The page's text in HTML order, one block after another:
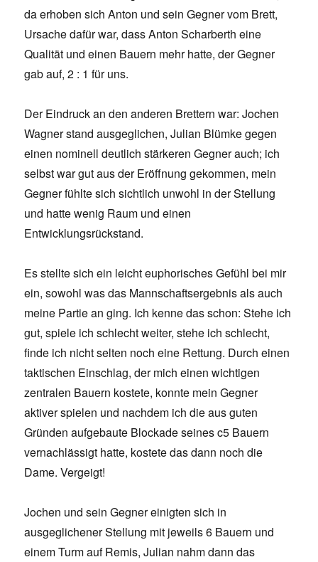
da erhoben sich Anton und sein Gegner vom Brett,
Ursache dafür war, dass Anton Scharberth eine
Qualität und einen Bauern mehr hatte, der Gegner
gab auf, 2 : 1 für uns.
Der Eindruck an den anderen Brettern war: Jochen
Wagner stand ausgeglichen, Julian Blümke gegen
einen nominell deutlich stärkeren Gegner auch; ich
selbst war gut aus der Eröffnung gekommen, mein
Gegner fühlte sich sichtlich unwohl in der Stellung
und hatte wenig Raum und einen
Entwicklungsrückstand.
Es stellte sich ein leicht euphorisches Gefühl bei mir
ein, sowohl was das Mannschaftsergebnis als auch
meine Partie an ging. Ich kenne das schon: Stehe ich
gut, spiele ich schlecht weiter, stehe ich schlecht,
finde ich nicht selten noch eine Rettung. Durch einen
taktischen Einschlag, der mich einen wichtigen
zentralen Bauern kostete, konnte mein Gegner
aktiver spielen und nachdem ich die aus guten
Gründen aufgebaute Blockade seines c5 Bauern
vernachlässigt hatte, kostete das dann noch die
Dame. Vergeigt!
Jochen und sein Gegner einigten sich in
ausgeglichener Stellung mit jeweils 6 Bauern und
einem Turm auf Remis, Julian nahm dann das